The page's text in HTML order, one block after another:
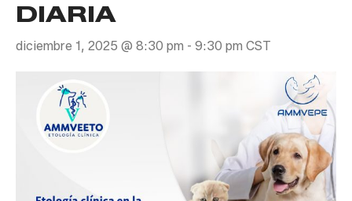
DIARIA
diciembre 1, 2025 @ 8:30 pm - 9:30 pm CST